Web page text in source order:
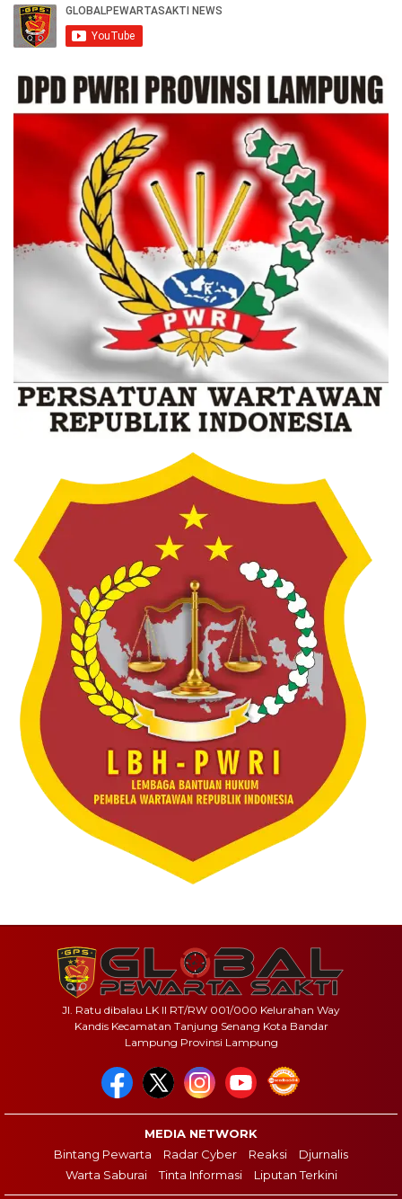
Jl. Ratu dibalau LK II RT/RW 001/000 Kelurahan Way
Kandis Kecamatan Tanjung Senang Kota Bandar
Lampung Provinsi Lampung
MEDIA NETWORK
Bintang Pewarta
Radar Cyber Reaksi
Djurnalis
Warta Saburai
Tinta Informasi Liputan Terkini